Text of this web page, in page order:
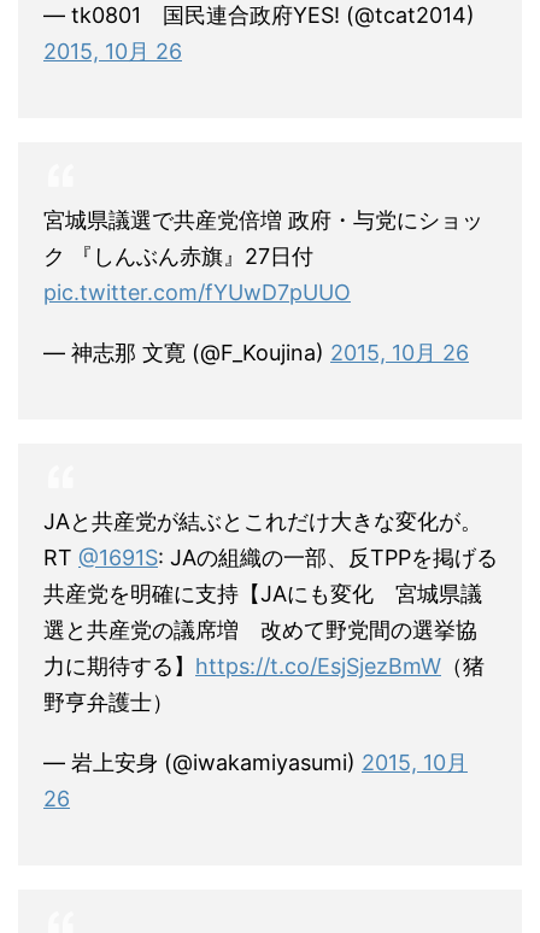
— tk0801 国民連合政府YES! (@tcat2014)
2015, 10月 26
宮城県議選で共産党倍増 政府・与党にショッ
ク 『しんぶん赤旗』27日付
pic.twitter.com/fYUwD7pUUO
— 神志那 文寛 (@F_Koujina) 2015, 10月 26
JAと共産党が結ぶとこれだけ大きな変化が。
RT @1691S: JAの組織の一部、反TPPを掲げる
共産党を明確に支持【JAにも変化 宮城県議
選と共産党の議席増 改めて野党間の選挙協
力に期待する】 https://t.co/EsjSjezBmW （猪
野亨弁護士）
— 岩上安身 (@iwakamiyasumi) 2015, 10月
26